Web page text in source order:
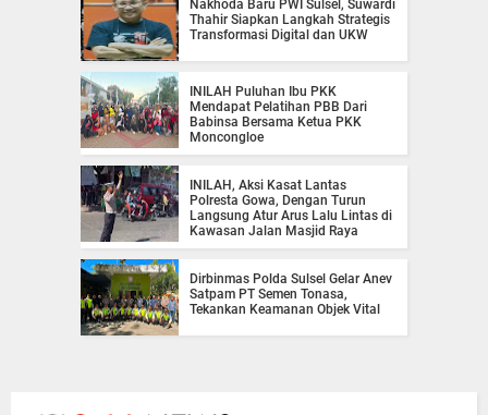
Nakhoda Baru PWI Sulsel, Suwardi
Thahir Siapkan Langkah Strategis
Transformasi Digital dan UKW
INILAH Puluhan Ibu PKK
Mendapat Pelatihan PBB Dari
Babinsa Bersama Ketua PKK
Moncongloe
INILAH, Aksi Kasat Lantas
Polresta Gowa, Dengan Turun
Langsung Atur Arus Lalu Lintas di
Kawasan Jalan Masjid Raya
Dirbinmas Polda Sulsel Gelar Anev
Satpam PT Semen Tonasa,
Tekankan Keamanan Objek Vital